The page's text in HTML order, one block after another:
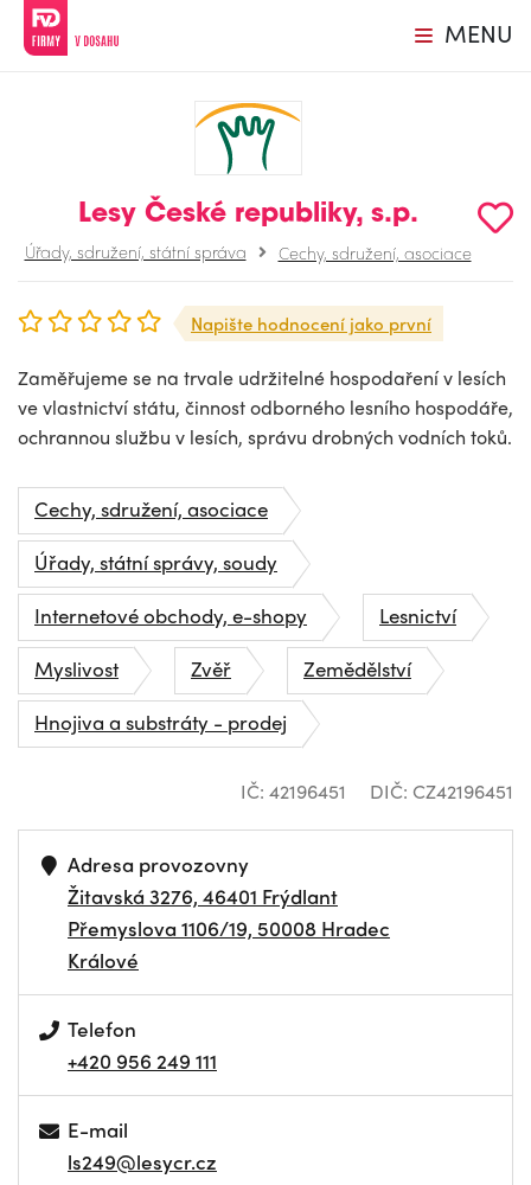
MENU
Lesy České republiky, s.p.
Úřady, sdružení, státní správa Cechy, sdružení, asociace
Napište hodnocení jako první
Zaměřujeme se na trvale udržitelné hospodaření v lesích
ve vlastnictví státu, činnost odborného lesního hospodáře,
ochrannou službu v lesích, správu drobných vodních toků.
Cechy, sdružení, asociace
Úřady, státní správy, soudy
Internetové obchody, e-shopy
Lesnictví
Myslivost
Zvěř
Zemědělství
Hnojiva a substráty - prodej
IČ: 42196451 DIČ: CZ42196451
Adresa provozovny
Žitavská 3276, 46401 Frýdlant
Přemyslova 1106/19, 50008 Hradec
Králové
Telefon
+420 956 249 111
E-mail
ls249@lesycr.cz